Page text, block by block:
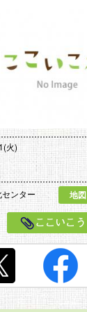
火)
センター 地図